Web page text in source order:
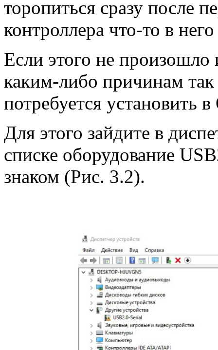
торопиться сразу после
контроллера что-то в
Если этого не произошло
каким-либо причинам так
потребуется установить
Для этого зайдите в
списке оборудование
знаком (Рис. 3.2).